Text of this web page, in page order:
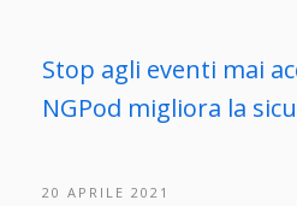
Stop agli eventi mai
NGPod migliora la
20 APRILE 2021